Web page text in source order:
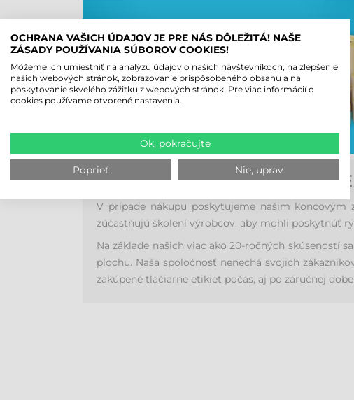
V prípade nákupu poskytujeme našim
zúčastňujú školení výrobcov, aby mohli poskytnúť
Na základe našich viac ako 20-ročných skúseností
plochu. Naša spoločnosť nenechá svojich
zakúpené tlačiarne etikiet počas, aj po záručnej
OCHRANA VAŠICH ÚDAJOV JE PRE NÁS DÔLEŽITÁ! NAŠE
ZÁSADY POUŽÍVANIA SÚBOROV COOKIES!
Môžeme ich umiestniť na analýzu údajov o našich návštevníkoch, na zlepšenie
našich webových stránok, zobrazovanie prispôsobeného obsahu a na
poskytovanie skvelého zážitku z webových stránok. Pre viac informácií o
cookies používame otvorené nastavenia.
Ok, pokračujte
Poprieť Nie, uprav